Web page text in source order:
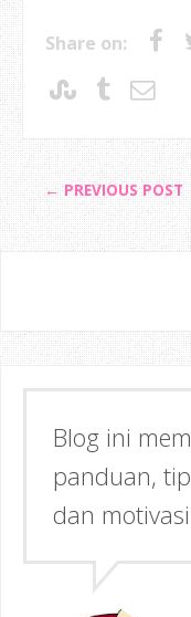
Share on:
← PREVIOUS POST
Blog ini
panduan,
dan motivasi
Semoga
Inspirasi